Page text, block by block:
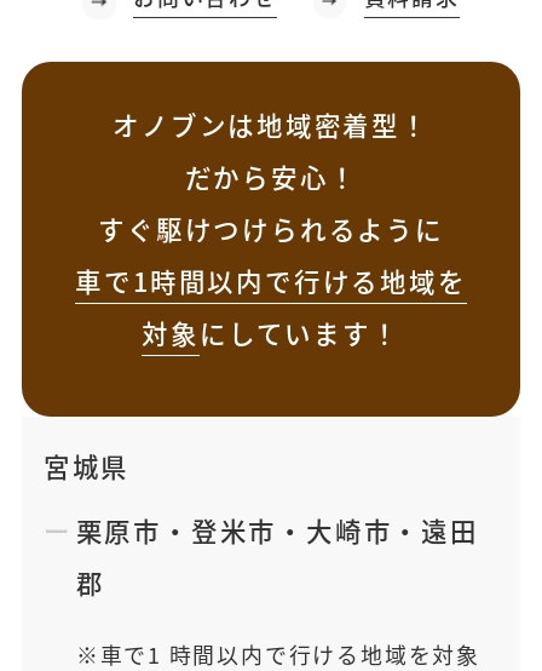
オノブンは地域密着型！
だから安心！
すぐ駆けつけられるように
車で1時間以内で行ける地域を
対象にしています！
宮城県
栗原市 ・ 登米市 ・ 大崎市 ・ 遠田
郡
車で1 時間以内で行ける地域を対象